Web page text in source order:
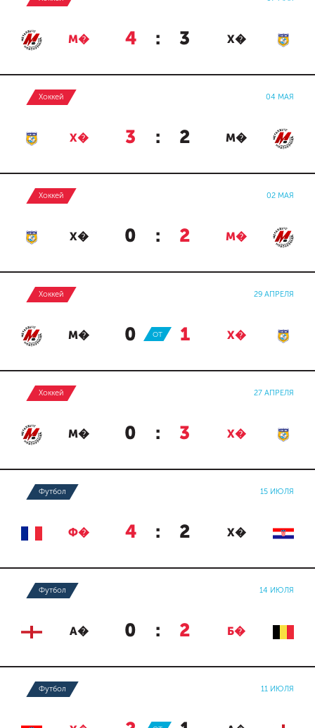
М� 4 : 3 Х�
Хоккей 04 МАЯ
Х� 3 : 2 М�
Хоккей 02 МАЯ
Х� 0 : 2 М�
Хоккей 29 АПРЕЛЯ
М� 0 : 1 Х�
ОТ
Хоккей 27 АПРЕЛЯ
М� 0 : 3 Х�
Футбол 15 ИЮЛЯ
Ф� 4 : 2 Х�
Футбол 14 ИЮЛЯ
А� 0 : 2 Б�
Футбол 11 ИЮЛЯ